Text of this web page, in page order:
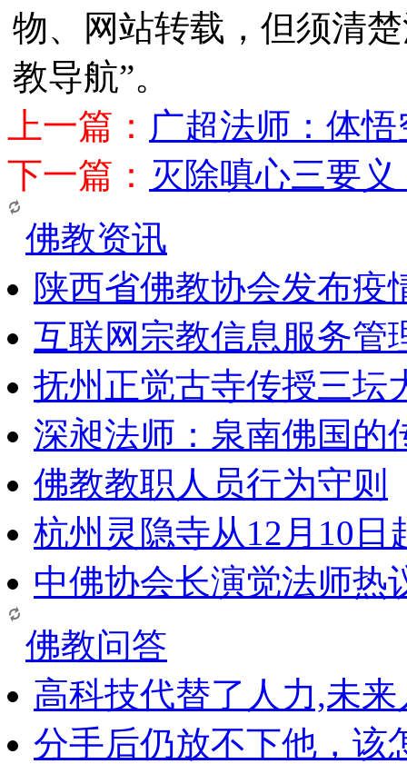
物、网站转载，但须清
教导航”。
上一篇： 广超法师：体
下一篇： 灭除嗔心三要
佛教资讯
陕西省佛教协会发布疫
互联网宗教信息服务管
抚州正觉古寺传授三坛
深昶法师：泉南佛国的
佛教教职人员行为守则
杭州灵隐寺从12月10日
中佛协会长演觉法师热
佛教问答
高科技代替了人力,未
分手后仍放不下他，该